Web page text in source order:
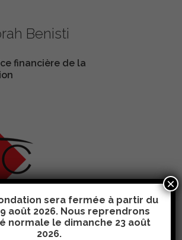
Benisti
financière de la
Optical
et auditives
sera fermée à partir du
août 2026. Nous reprendrons
normale le dimanche 23 août
2026.
×